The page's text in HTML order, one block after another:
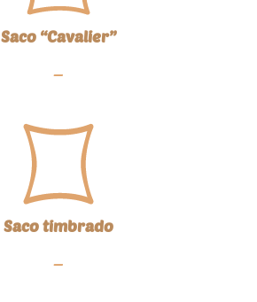
Saco “Cavalier”
—
Saco timbrado
—